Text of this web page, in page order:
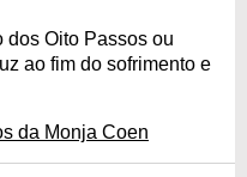
dos Oito Passos ou
ao fim do sofrimento e
da Monja Coen